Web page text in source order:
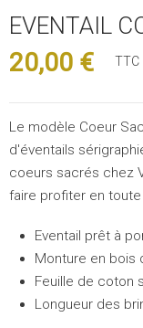
EVENTAIL
20,00 € TTC
Le modèle Coeur
d'éventails
coeurs sacrés chez
faire profiter en
Eventail prêt à
Monture en bois
Feuille de coton
Longueur des